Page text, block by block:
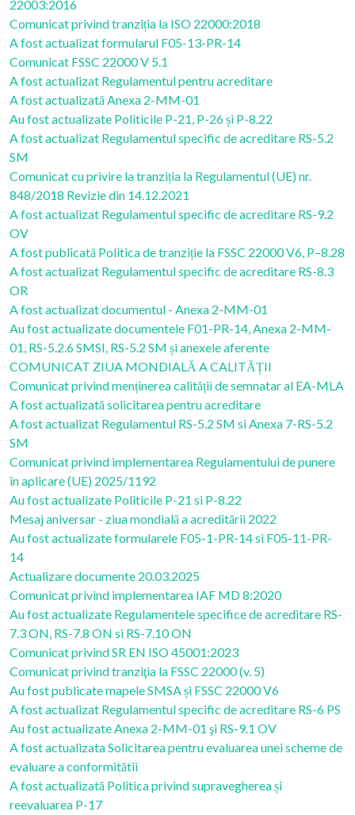
22003:2016
Comunicat privind tranziția la ISO 22000:2018
A fost actualizat formularul F05-13-PR-14
Comunicat FSSC 22000 V 5.1
A fost actualizat Regulamentul pentru acreditare
A fost actualizată Anexa 2-MM-01
Au fost actualizate Politicile P-21, P-26 și P-8.22
A fost actualizat Regulamentul specific de acreditare RS-5.2
SM
Comunicat cu privire la tranziția la Regulamentul (UE) nr.
848/2018 Revizie din 14.12.2021
A fost actualizat Regulamentul specific de acreditare RS-9.2
OV
A fost publicată Politica de tranziție la FSSC 22000 V6, P–8.28
A fost actualizat Regulamentul specific de acreditare RS-8.3
OR
A fost actualizat documentul - Anexa 2-MM-01
Au fost actualizate documentele F01-PR-14, Anexa 2-MM-
01, RS-5.2.6 SMSI, RS-5.2 SM și anexele aferente
COMUNICAT ZIUA MONDIALĂ A CALITĂȚII
Comunicat privind menținerea calității de semnatar al EA-MLA
A fost actualizată solicitarea pentru acreditare
A fost actualizat Regulamentul RS-5.2 SM si Anexa 7-RS-5.2
SM
Comunicat privind implementarea Regulamentului de punere
în aplicare (UE) 2025/1192
Au fost actualizate Politicile P-21 si P-8.22
Mesaj aniversar - ziua mondială a acreditării 2022
Au fost actualizate formularele F05-1-PR-14 si F05-11-PR-
14
Actualizare documente 20.03.2025
Comunicat privind implementarea IAF MD 8:2020
Au fost actualizate Regulamentele specifice de acreditare RS-
7.3 ON, RS-7.8 ON si RS-7.10 ON
Comunicat privind SR EN ISO 45001:2023
Comunicat privind tranziţia la FSSC 22000 (v. 5)
Au fost publicate mapele SMSA și FSSC 22000 V6
A fost actualizat Regulamentul specific de acreditare RS-6 PS
Au fost actualizate Anexa 2-MM-01 şi RS-9.1 OV
A fost actualizata Solicitarea pentru evaluarea unei scheme de
evaluare a conformitătii
A fost actualizată Politica privind supravegherea și
reevaluarea P-17